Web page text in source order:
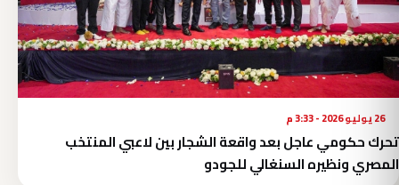
26 يوليو 2026 - 3:33 م
تحرك حكومي عاجل بعد واقعة الشجار بين لاعبي المنتخب
المصري ونظيره السنغالي للجودو